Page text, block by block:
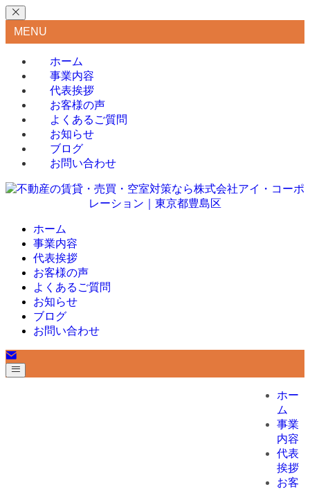
MENU
ホーム
事業内容
代表挨拶
お客様の声
よくあるご質問
お知らせ
ブログ
お問い合わせ
ホーム
事業内容
代表挨拶
お客様の声
よくあるご質問
お知らせ
ブログ
お問い合わせ
ホー
ム
事業
内容
代表
挨拶
お客